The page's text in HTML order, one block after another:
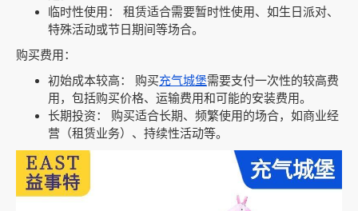
临时性使用： 租赁适合需要暂时性使用、如生日派对、
特殊活动或节日期间等场合。
购买费用：
初始成本较高： 购买充气城堡需要支付一次性的较高费
用，包括购买价格、运输费用和可能的安装费用。
长期投资： 购买适合长期、频繁使用的场合，如商业经
营（租赁业务）、持续性活动等。